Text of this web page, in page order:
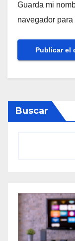
Guarda mi
navegador
Buscar